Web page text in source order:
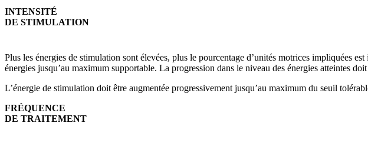
INTENSITÉ
DE STIMULATION
Plus les énergies de stimulation sont élevées, plus le pourcentage d’unités motrices impliquées
énergies jusqu’au maximum supportable. La progression dans le niveau des énergies atteintes
L’énergie de stimulation doit être augmentée progressivement jusqu’au maximum du seuil
FRÉQUENCE
DE TRAITEMENT